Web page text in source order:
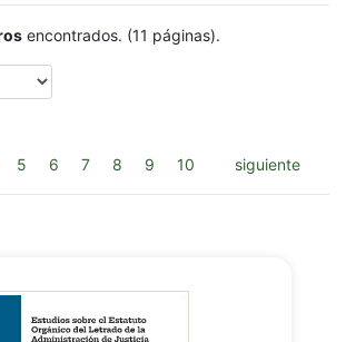
encontrados. (11 páginas).
5 6 7 8 9 10 siguiente